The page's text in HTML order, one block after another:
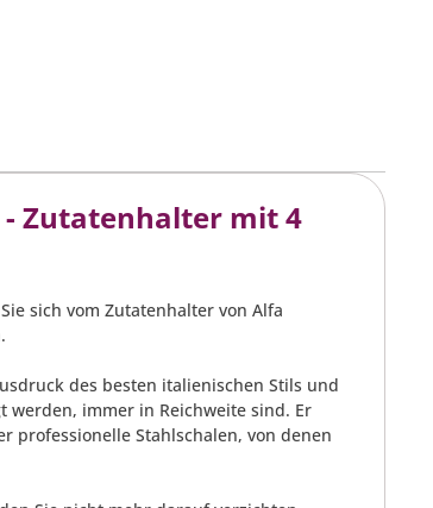
Zutatenhalter mit 4
sich vom Zutatenhalter von Alfa
des besten italienischen Stils und
werden, immer in Reichweite sind. Er
professionelle Stahlschalen, von denen